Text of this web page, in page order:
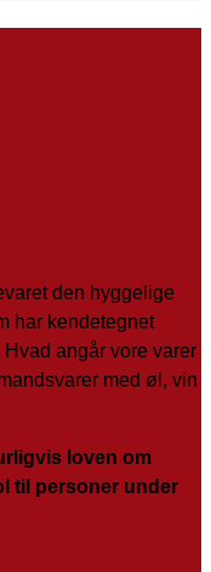
den hyggelige
har kendetegnet
angår vore varer
med øl, vin
loven om
til personer under